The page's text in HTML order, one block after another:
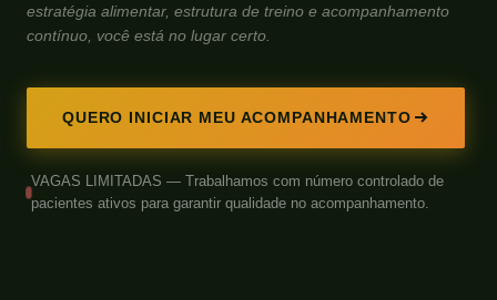
estratégia alimentar, estrutura de treino e acompanhamento
contínuo, você está no lugar certo.
QUERO INICIAR MEU ACOMPANHAMENTO
VAGAS LIMITADAS — Trabalhamos com número controlado de
pacientes ativos para garantir qualidade no acompanhamento.